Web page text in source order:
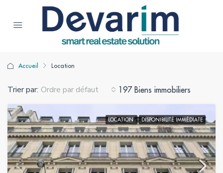
Accueil Location
197 Biens immobiliers
Trier par: Ordre par défaut
LOCATION DISPONIBILITÉ IMMÉDIATE